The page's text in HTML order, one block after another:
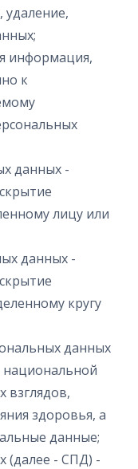
удаление,
информация,
к
данных -
лицу или
данных -
кругу
данных
взглядов,
здоровья, а
данные;
(далее - СПД) -